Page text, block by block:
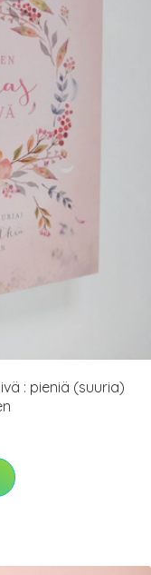
: pieniä (suuria)